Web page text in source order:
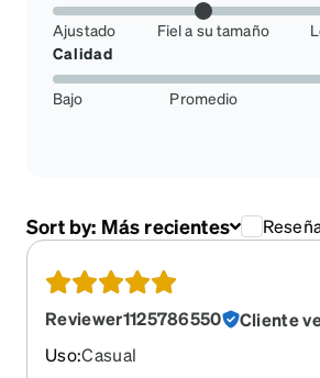
Ajustado Fiel a su tamaño
Calidad
Bajo Promedio
Sort by: Más recientes
Reviewer1125786550
Cliente
Uso:Casual